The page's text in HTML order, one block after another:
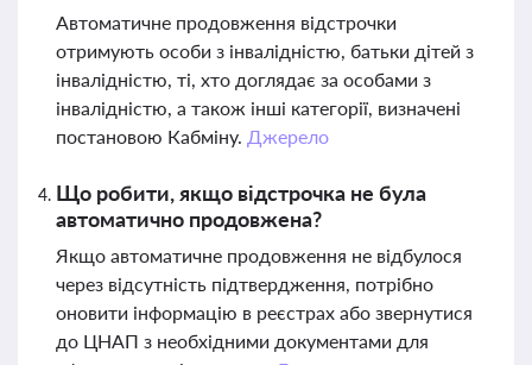
Автоматичне продовження відстрочки
отримують особи з інвалідністю, батьки дітей з
інвалідністю, ті, хто доглядає за особами з
інвалідністю, а також інші категорії, визначені
постановою Кабміну. Джерело
Що робити, якщо відстрочка не була
автоматично продовжена?
Якщо автоматичне продовження не відбулося
через відсутність підтвердження, потрібно
оновити інформацію в реєстрах або звернутися
до ЦНАП з необхідними документами для